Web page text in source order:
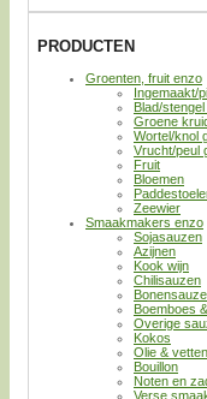
PRODUCTEN
Groenten, fruit enzo
Ingemaakt/
Blad/
Groene
Wortel/knol
Vrucht/peul
Fruit
Bloemen
Zeewier
Smaakmakers enzo
Sojasauzen
Azijnen
Kook wijn
Chilisauzen
Boemboes
Overige
Kokos
Olie & vetten
Bouillon
Noten en
Verse